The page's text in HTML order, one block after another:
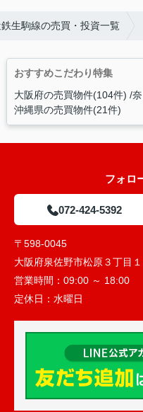
生駒線の売買・投資一覧
おすすめこだわり特集
大阪府の売買物件(104件)
沖縄県の売買物件(21件)
フォロ
072-424-5392
〒598-0045
大阪府泉佐野市松原３丁目１
営業時間： 09:00 ～ 18:00
定休日： 水曜日